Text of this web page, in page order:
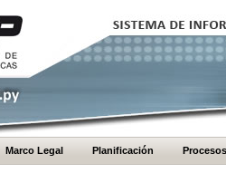
Marco Legal Planificación Procesos